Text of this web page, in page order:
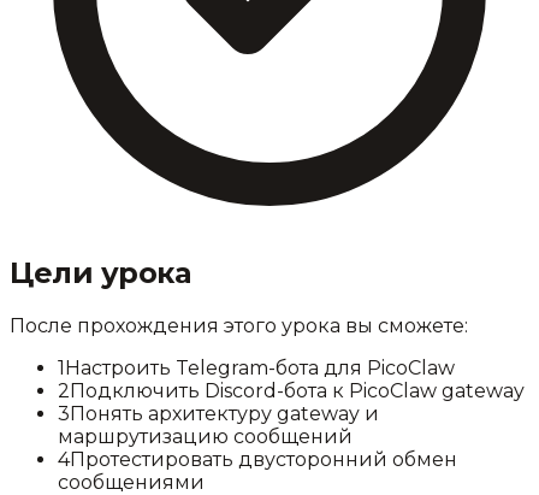
Цели урока
После прохождения этого урока вы сможете:
1Настроить Telegram-бота для PicoClaw
2Подключить Discord-бота к PicoClaw gateway
3Понять архитектуру gateway и
маршрутизацию сообщений
4Протестировать двусторонний обмен
сообщениями